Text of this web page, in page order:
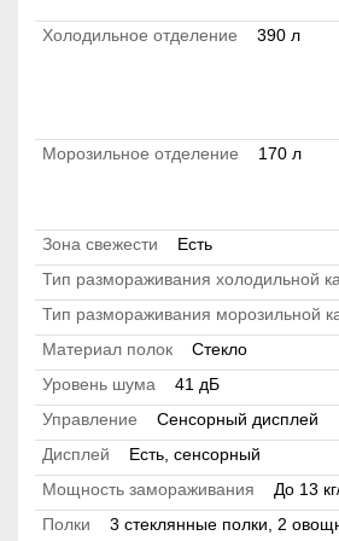
Холодильное отделение 390 л
Морозильное отделение 170 л
Зона свежести
Есть
Тип размораживания холодильной
Тип размораживания морозильной
Материал полок
Стекло
Уровень шума
41 дБ
Управление
Сенсорный дисплей
Дисплей
Есть, сенсорный
Мощность замораживания
До 13
Полки
3 стеклянные полки, 2